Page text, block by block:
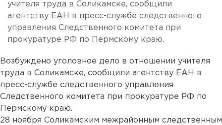
учителя труда в Соликамске, сообщили
агентству ЕАН в пресс-службе следственного
управления Следственного комитета при
прокуратуре РФ по Пермскому краю.
Возбуждено уголовное дело в отношении учителя
труда в Соликамске, сообщили агентству ЕАН в
пресс-службе следственного управления
Следственного комитета при прокуратуре РФ по
Пермскому краю.
28 ноября Соликамским межрайонным следственным